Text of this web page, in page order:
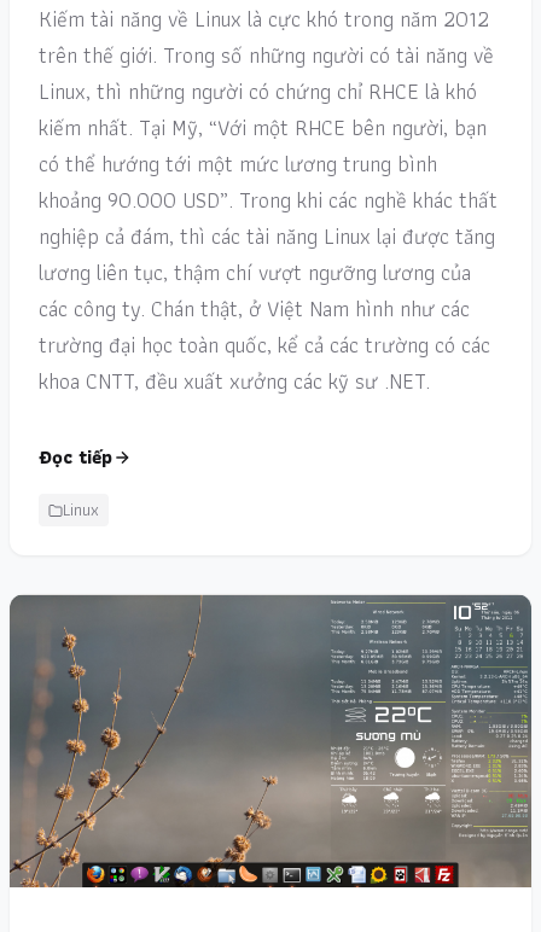
Kiếm tài năng về Linux là cực khó trong năm 2012
trên thế giới. Trong số những người có tài năng về
Linux, thì những người có chứng chỉ RHCE là khó
kiếm nhất. Tại Mỹ, “Với một RHCE bên người, bạn
có thể hướng tới một mức lương trung bình
khoảng 90.000 USD”. Trong khi các nghề khác thất
nghiệp cả đám, thì các tài năng Linux lại được tăng
lương liên tục, thậm chí vượt ngưỡng lương của
các công ty. Chán thật, ở Việt Nam hình như các
trường đại học toàn quốc, kể cả các trường có các
khoa CNTT, đều xuất xưởng các kỹ sư .NET.
Đọc tiếp
Linux